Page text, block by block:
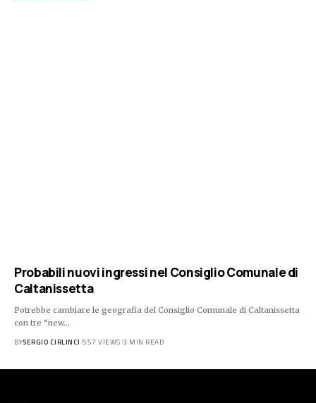
Probabili nuovi ingressi nel Consiglio Comunale di
Caltanissetta
Potrebbe cambiare le geografia del Consiglio Comunale di Caltanissetta
con tre “new…
BYSERGIO CIRLINCI 557 VIEWS 3 MIN READ